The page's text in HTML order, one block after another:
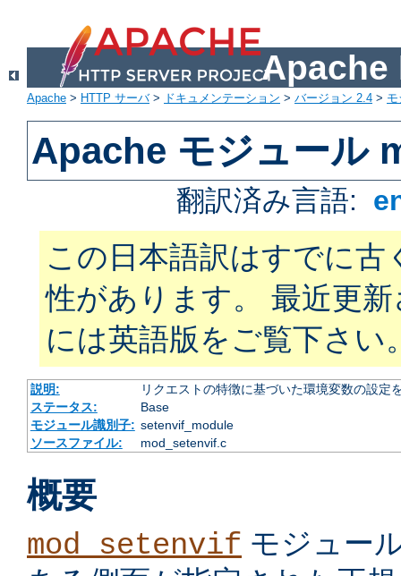
Apache
Apache > HTTP サーバ> ドキュメンテーション > バージョン 2.4 >
Apache モジュール
翻訳済み言語:
この日本語訳はすでに古
性があります。 最近更
には英語版をご覧下さい
説明:
リクエストの特徴に基づいた環境変数の設定
ステータス:
Base
モジュール識別子: setenvif_module
ソースファイル:
mod_setenvif.c
概要
mod_setenvif モジュー